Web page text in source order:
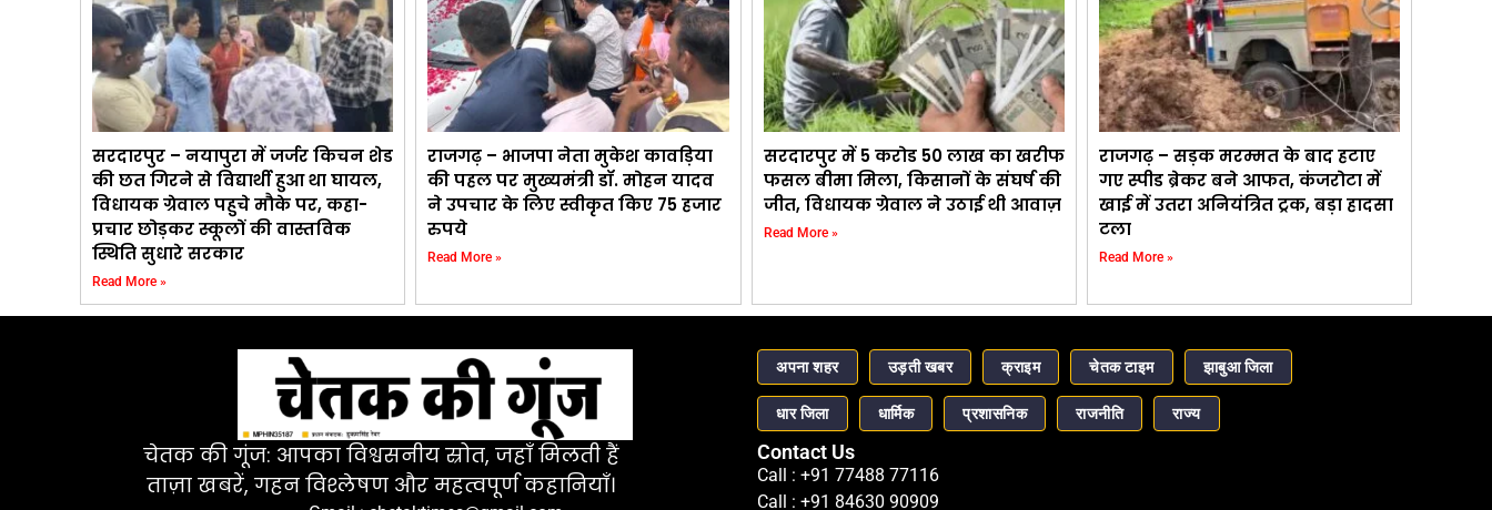
सरदारपुर – नयापुरा में जर्जर किचन शेड
की छत गिरने से विद्यार्थी हुआ था घायल,
विधायक ग्रेवाल पहुचे मौके पर, कहा-
प्रचार छोड़कर स्कूलों की वास्तविक
स्थिति सुधारे सरकार
Read More »
राजगढ़ – भाजपा नेता मुकेश कावड़िया
की पहल पर मुख्यमंत्री डॉ. मोहन यादव
ने उपचार के लिए स्वीकृत किए 75 हजार
रुपये
Read More »
सरदारपुर में 5 करोड 50 लाख का खरीफ
फसल बीमा मिला, किसानों के संघर्ष की
जीत, विधायक ग्रेवाल ने उठाई थी आवाज़
Read More »
राजगढ़ – सड़क मरम्मत के बाद हटाए
गए स्पीड ब्रेकर बने आफत, कंजरोटा में
खाई में उतरा अनियंत्रित ट्रक, बड़ा हादसा
टला
Read More »
चेतक की गूंज: आपका विश्वसनीय स्रोत, जहाँ मिलती हैं
ताज़ा खबरें, गहन विश्लेषण और महत्वपूर्ण कहानियाँ।
अपना शहर उड़ती खबर क्राइम चेतक टाइम झाबुआ जिला
धार जिला धार्मिक प्रशासनिक राजनीति राज्य
Contact Us
Call : +91 77488 77116
Call : +91 84630 90909